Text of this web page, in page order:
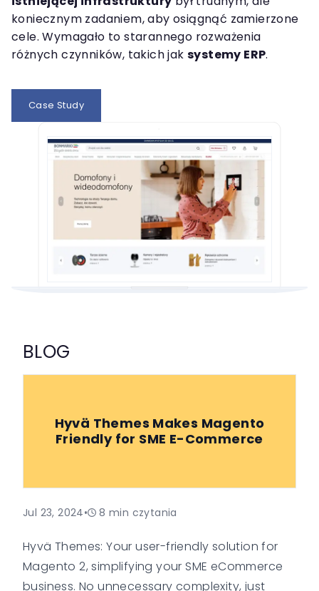
koniecznym zadaniem, aby osiągnąć zamierzone
cele. Wymagało to starannego rozważenia
różnych czynników, takich jak systemy ERP.
Case Study
BLOG
Hyvä Themes Makes Magento
Friendly for SME E-Commerce
Jul 23, 2024• 8 min czytania
Hyvä Themes: Your user-friendly solution for
Magento 2, simplifying your SME eCommerce
business. No unnecessary complexity, just